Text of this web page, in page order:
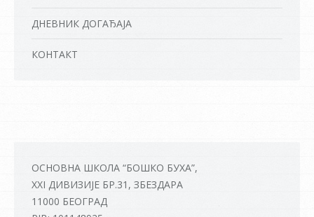
ДНЕВНИК ДОГАЂАЈА
КОНТАКТ
ОСНОВНА ШКОЛА “БОШКО БУХА”,
XXI ДИВИЗИЈЕ БР.31, ЗБЕЗДАРА
11000 БЕОГРАД